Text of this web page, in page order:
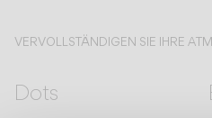
VERVOLLSTÄNDIGEN SIE IHRE
Dots